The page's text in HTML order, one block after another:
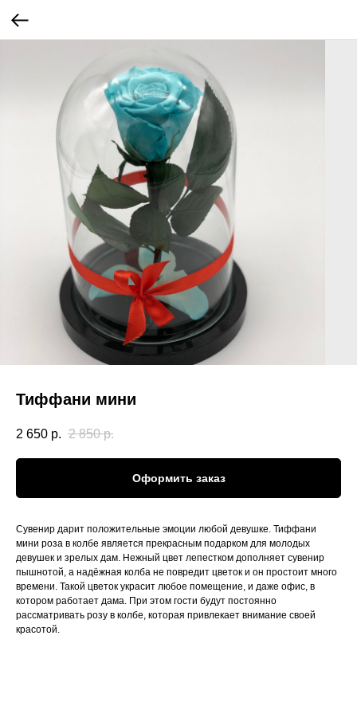
Тиффани мини
2 650 р. 2 850 р.
Оформить заказ
Сувенир дарит положительные эмоции любой девушке. Тиффани
мини роза в колбе является прекрасным подарком для молодых
девушек и зрелых дам. Нежный цвет лепестком дополняет сувенир
пышнотой, а надёжная колба не повредит цветок и он простоит много
времени. Такой цветок украсит любое помещение, и даже офис, в
котором работает дама. При этом гости будут постоянно
рассматривать розу в колбе, которая привлекает внимание своей
красотой.